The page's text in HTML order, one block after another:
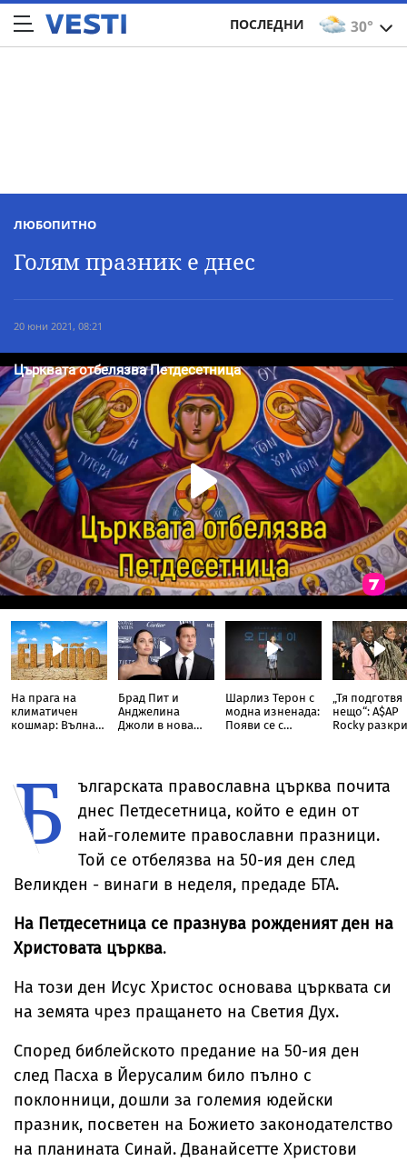
30°
ПОСЛЕДНИ
ЛЮБОПИТНО
Голям празник е днес
20 юни 2021, 08:21
На прага на
климатичен
кошмар: Вълна
нива
Брад Пит и
Анджелина
Джоли в нова
Шарлиз Терон с
модна изненада:
Появи се с
„Тя подготвя
нещо“: A$AP
Rocky
Б
ългарската православна църква почита
днес Петдесетница, който е един от
най-големите православни празници.
Той се отбелязва на 50-ия ден след
Великден - винаги в неделя, предаде БТА.
На Петдесетница се празнува рожденият ден на
Христовата църква.
На този ден Исус Христос основава църквата си
на земята чрез пращането на Светия Дух.
Според библейското предание на 50-ия ден
след Пасха в Йерусалим било пълно с
поклонници, дошли за големия юдейски
празник, посветен на Божието законодателство
на планината Синай. Дванайсетте Христови